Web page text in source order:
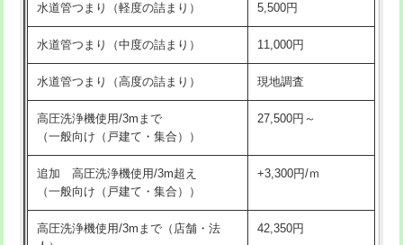
洗面台設置 38,500円
化粧台設置 22,000円
追加人工 16,500円
廃棄・処分 現場見積
※給水管工事は20mmまでの価格です。
交換・取付(排水栓・排水トラップ
22,000円+材料費
持込商品取付（混合水栓）
持込商品取付（浄水器・分岐水栓） 16,500円
業）
水道管つまり（軽度の詰まり） 5,500円
水道管つまり（中度の詰まり） 11,000円
水道管つまり（高度の詰まり） 現地調査
高圧洗浄機使用/3mまで
（一般向け（戸建て・集合））
27,500円～
追加 高圧洗浄機使用/3m超え
（一般向け（戸建て・集合））
+3,300円/ｍ
高圧洗浄機使用/3mまで（店舗・法
42,350円